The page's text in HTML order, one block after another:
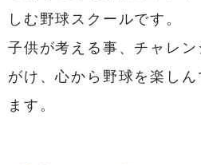
しむ野球スクールです。
子供が考える事、チャレ
がけ、心から野球を楽し
ます。